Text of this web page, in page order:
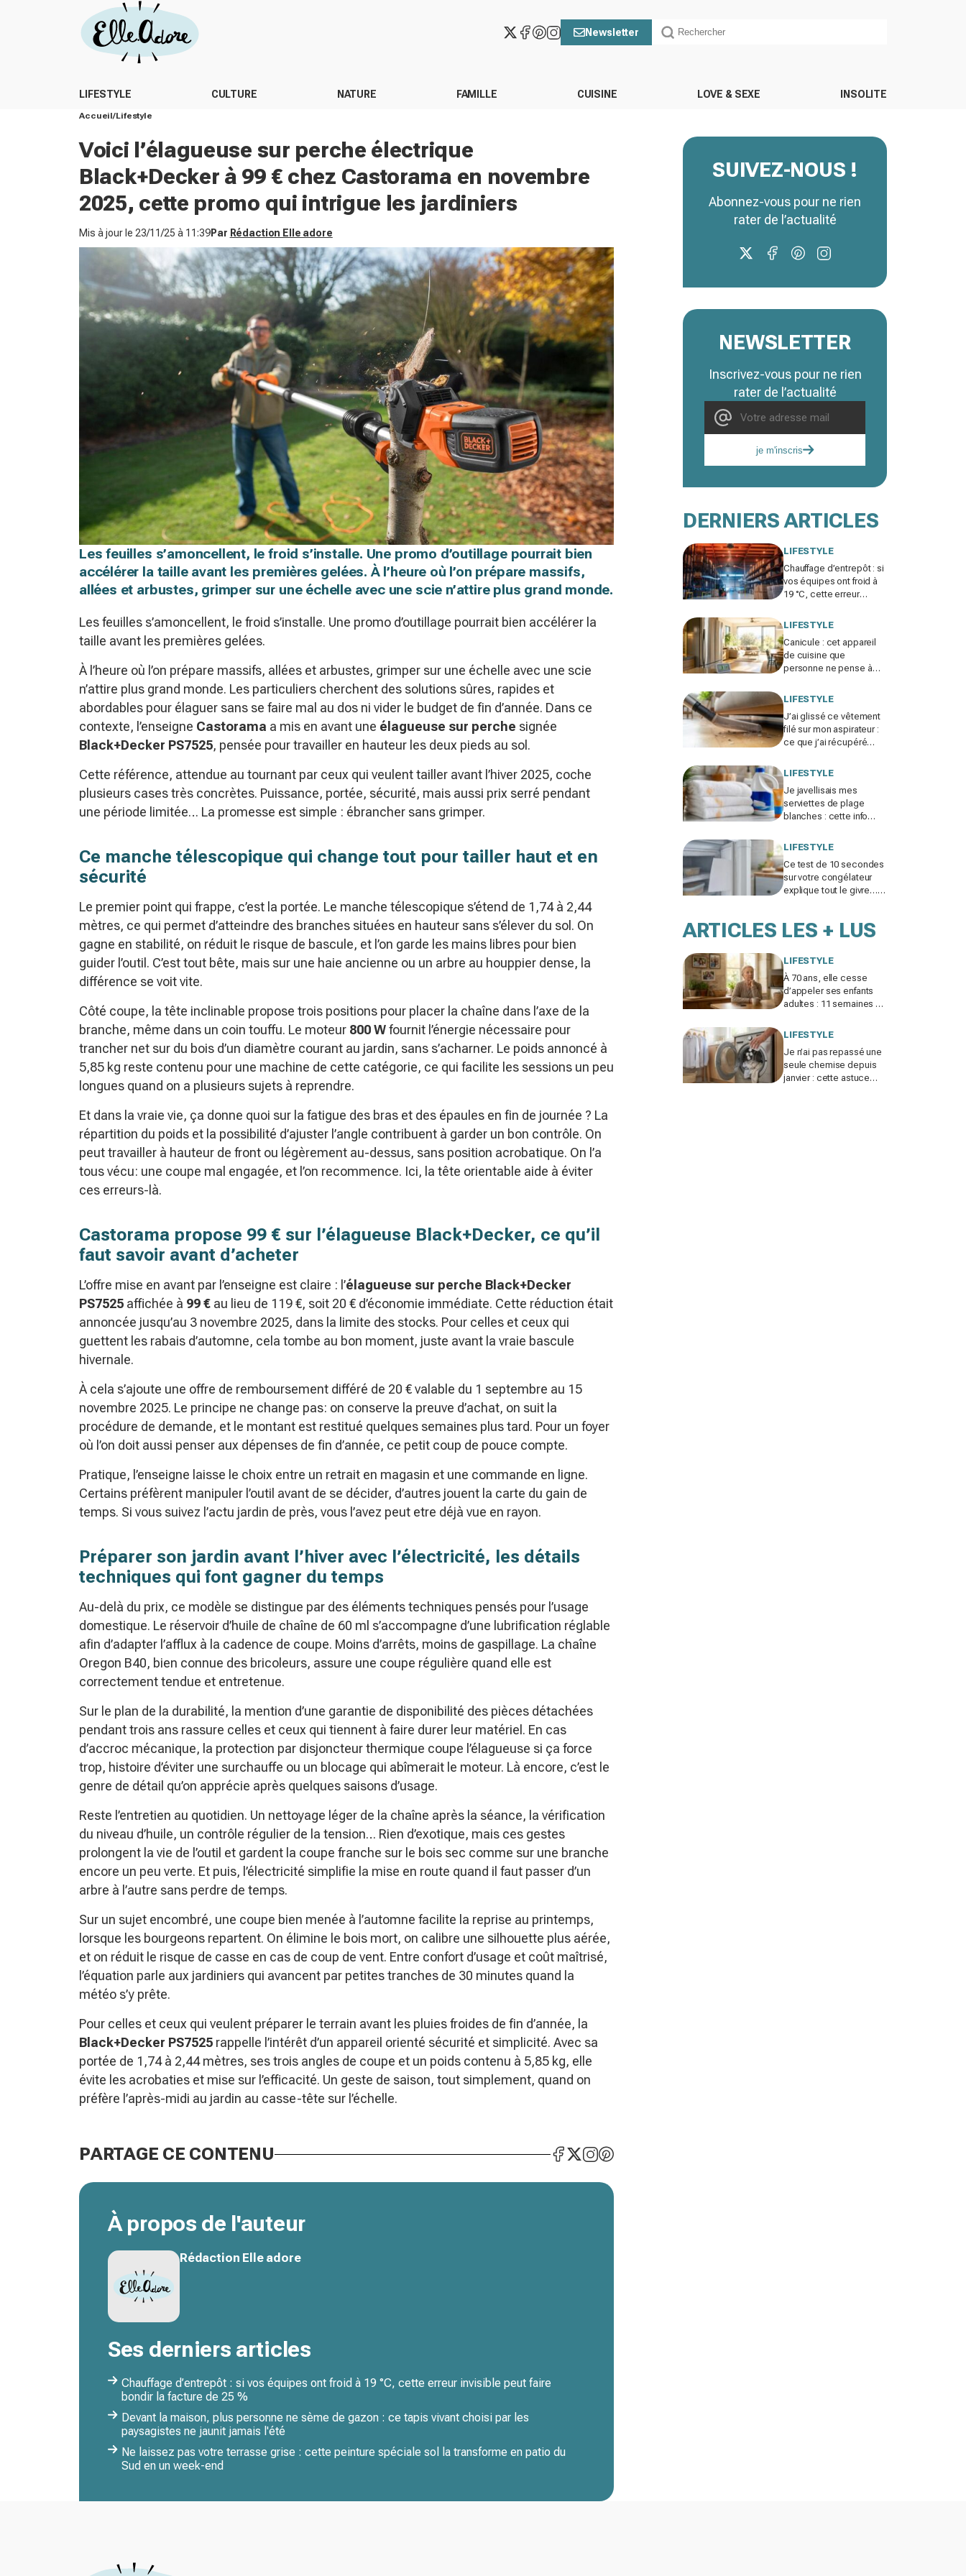
Newsletter
LIFESTYLE CULTURE NATURE FAMILLE CUISINE LOVE & SEXE INSOLITE
Accueil Lifestyle
Voici l’élagueuse sur perche électrique
Black+Decker à 99 € chez Castorama en novembre
2025, cette promo qui intrigue les jardiniers
Mis à jour le 23/11/25 à 11:39Par Rédaction Elle adore
Les feuilles s’amoncellent, le froid s’installe. Une promo d’outillage pourrait bien
accélérer la taille avant les premières gelées. À l’heure où l’on prépare massifs,
allées et arbustes, grimper sur une échelle avec une scie n’attire plus grand monde.
Les feuilles s’amoncellent, le froid s’installe. Une promo d’outillage pourrait bien accélérer la
taille avant les premières gelées.
À l’heure où l’on prépare massifs, allées et arbustes, grimper sur une échelle avec une scie
n’attire plus grand monde. Les particuliers cherchent des solutions sûres, rapides et
abordables pour élaguer sans se faire mal au dos ni vider le budget de fin d’année. Dans ce
contexte, l’enseigne Castorama a mis en avant une élagueuse sur perche signée
Black+Decker PS7525, pensée pour travailler en hauteur les deux pieds au sol.
Cette référence, attendue au tournant par ceux qui veulent tailler avant l’hiver 2025, coche
plusieurs cases très concrètes. Puissance, portée, sécurité, mais aussi prix serré pendant
une période limitée… La promesse est simple : ébrancher sans grimper.
Ce manche télescopique qui change tout pour tailler haut et en
sécurité
Le premier point qui frappe, c’est la portée. Le manche télescopique s’étend de 1,74 à 2,44
mètres, ce qui permet d’atteindre des branches situées en hauteur sans s’élever du sol. On
gagne en stabilité, on réduit le risque de bascule, et l’on garde les mains libres pour bien
guider l’outil. C’est tout bête, mais sur une haie ancienne ou un arbre au houppier dense, la
différence se voit vite.
Côté coupe, la tête inclinable propose trois positions pour placer la chaîne dans l’axe de la
branche, même dans un coin touffu. Le moteur 800 Wfournit l’énergie nécessaire pour
trancher net sur du bois d’un diamètre courant au jardin, sans s’acharner. Le poids annoncé à
5,85 kg reste contenu pour une machine de cette catégorie, ce qui facilite les sessions un peu
longues quand on a plusieurs sujets à reprendre.
Et dans la vraie vie, ça donne quoi sur la fatigue des bras et des épaules en fin de journée ? La
répartition du poids et la possibilité d’ajuster l’angle contribuent à garder un bon contrôle. On
peut travailler à hauteur de front ou légèrement au-dessus, sans position acrobatique. On l’a
tous vécu: une coupe mal engagée, et l’on recommence. Ici, la tête orientable aide à éviter
ces erreurs-là.
Castorama propose 99 € sur l’élagueuse Black+Decker, ce qu’il
faut savoir avant d’acheter
L’offre mise en avant par l’enseigne est claire : l’élagueuse sur perche Black+Decker
PS7525 affichée à 99 € au lieu de 119 €, soit 20 € d’économie immédiate. Cette réduction était
annoncée jusqu’au 3 novembre 2025, dans la limite des stocks. Pour celles et ceux qui
guettent les rabais d’automne, cela tombe au bon moment, juste avant la vraie bascule
hivernale.
À cela s’ajoute une offre de remboursement différé de 20 € valable du 1 septembre au 15
novembre 2025. Le principe ne change pas: on conserve la preuve d’achat, on suit la
procédure de demande, et le montant est restitué quelques semaines plus tard. Pour un foyer
où l’on doit aussi penser aux dépenses de fin d’année, ce petit coup de pouce compte.
Pratique, l’enseigne laisse le choix entre un retrait en magasin et une commande en ligne.
Certains préfèrent manipuler l’outil avant de se décider, d’autres jouent la carte du gain de
temps. Si vous suivez l’actu jardin de près, vous l’avez peut etre déjà vue en rayon.
Préparer son jardin avant l’hiver avec l’électricité, les détails
techniques qui font gagner du temps
Au-delà du prix, ce modèle se distingue par des éléments techniques pensés pour l’usage
domestique. Le réservoir d’huile de chaîne de 60 ml s’accompagne d’une lubrification réglable
afin d’adapter l’afflux à la cadence de coupe. Moins d’arrêts, moins de gaspillage. La chaîne
Oregon B40, bien connue des bricoleurs, assure une coupe régulière quand elle est
correctement tendue et entretenue.
Sur le plan de la durabilité, la mention d’une garantie de disponibilité des pièces détachées
pendant trois ans rassure celles et ceux qui tiennent à faire durer leur matériel. En cas
d’accroc mécanique, la protection par disjoncteur thermique coupe l’élagueuse si ça force
trop, histoire d’éviter une surchauffe ou un blocage qui abîmerait le moteur. Là encore, c’est le
genre de détail qu’on apprécie après quelques saisons d’usage.
Reste l’entretien au quotidien. Un nettoyage léger de la chaîne après la séance, la vérification
du niveau d’huile, un contrôle régulier de la tension… Rien d’exotique, mais ces gestes
prolongent la vie de l’outil et gardent la coupe franche sur le bois sec comme sur une branche
encore un peu verte. Et puis, l’électricité simplifie la mise en route quand il faut passer d’un
arbre à l’autre sans perdre de temps.
Sur un sujet encombré, une coupe bien menée à l’automne facilite la reprise au printemps,
lorsque les bourgeons repartent. On élimine le bois mort, on calibre une silhouette plus aérée,
et on réduit le risque de casse en cas de coup de vent. Entre confort d’usage et coût maîtrisé,
l’équation parle aux jardiniers qui avancent par petites tranches de 30 minutes quand la
météo s’y prête.
Pour celles et ceux qui veulent préparer le terrain avant les pluies froides de fin d’année, la
Black+Decker PS7525 rappelle l’intérêt d’un appareil orienté sécurité et simplicité. Avec sa
portée de 1,74 à 2,44 mètres, ses trois angles de coupe et un poids contenu à 5,85 kg, elle
évite les acrobaties et mise sur l’efficacité. Un geste de saison, tout simplement, quand on
préfère l’après-midi au jardin au casse-tête sur l’échelle.
PARTAGE CE CONTENU
À propos de l'auteur
Rédaction Elle adore
Ses derniers articles
Chauffage d’entrepôt : si vos équipes ont froid à 19 °C, cette erreur invisible peut faire
bondir la facture de 25 %
Devant la maison, plus personne ne sème de gazon : ce tapis vivant choisi par les
paysagistes ne jaunit jamais l'été
Ne laissez pas votre terrasse grise : cette peinture spéciale sol la transforme en patio du
Sud en un week-end
SUIVEZ-NOUS !
Abonnez-vous pour ne rien
rater de l’actualité
NEWSLETTER
Inscrivez-vous pour ne rien
rater de l’actualité
je m'inscris
DERNIERS ARTICLES
LIFESTYLE
Chauffage d’entrepôt : si
vos équipes ont froid à
19 °C, cette erreur
la facture de 25 %
LIFESTYLE
Canicule : cet appareil
de cuisine que
personne ne pense à
grimper votre salon de 2
LIFESTYLE
J’ai glissé ce vêtement
filé sur mon aspirateur :
ce que j’ai récupéré
rougir de honte
LIFESTYLE
Je javellisais mes
serviettes de plage
blanches : cette info
solaire explique les
LIFESTYLE
Ce test de 10 secondes
sur votre congélateur
explique tout le givre…
ARTICLES LES + LUS
LIFESTYLE
À 70 ans, elle cesse
d’appeler ses enfants
adultes : 11 semaines de
brutale sur les familles
LIFESTYLE
Je n’ai pas repassé une
seule chemise depuis
janvier : cette astuce